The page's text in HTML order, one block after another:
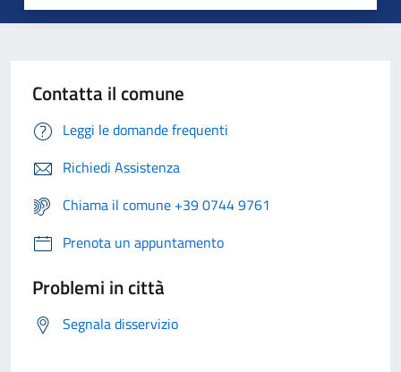
Contatta il comune
Leggi le domande frequenti
Richiedi Assistenza
Chiama il comune +39 0744 9761
Prenota un appuntamento
Problemi in città
Segnala disservizio